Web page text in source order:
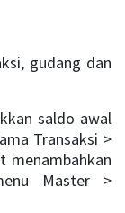
gudang dan
saldo awal
Transaksi >
menambahkan
Master >